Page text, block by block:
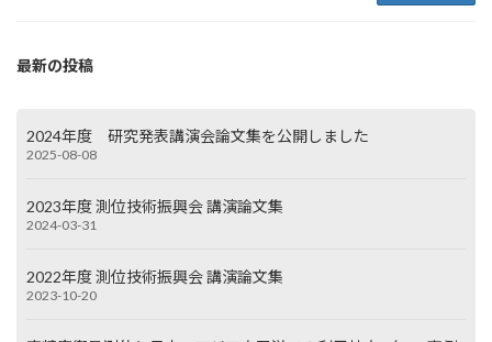
最新の投稿
2024年度 研究発表講演会論文集を公開しました
2025-08-08
2023年度 測位技術振興会 講演論文集
2024-03-31
2022年度 測位技術振興会 講演論文集
2023-10-20